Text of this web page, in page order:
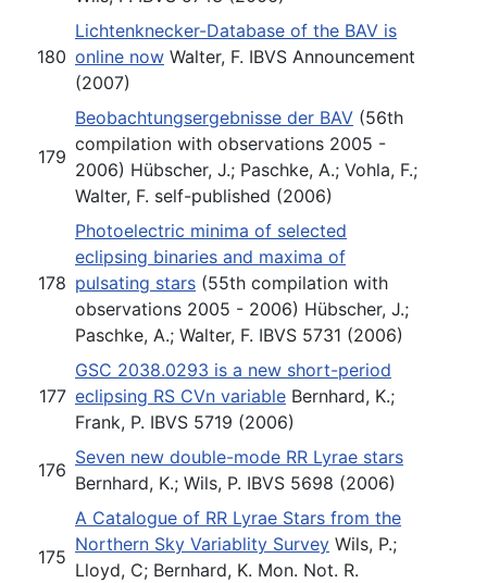
180
Lichtenknecker-Database of the BAV is
online now Walter, F. IBVS Announcement
(2007)
179
Beobachtungsergebnisse der BAV (56th
compilation with observations 2005 -
2006) Hübscher, J.; Paschke, A.; Vohla, F.;
Walter, F. self-published (2006)
178
Photoelectric minima of selected
eclipsing binaries and maxima of
pulsating stars (55th compilation with
observations 2005 - 2006) Hübscher, J.;
Paschke, A.; Walter, F. IBVS 5731 (2006)
177
GSC 2038.0293 is a new short-period
eclipsing RS CVn variable Bernhard, K.;
Frank, P. IBVS 5719 (2006)
176
Seven new double-mode RR Lyrae stars
Bernhard, K.; Wils, P. IBVS 5698 (2006)
175
A Catalogue of RR Lyrae Stars from the
Northern Sky Variablity Survey Wils, P.;
Lloyd, C; Bernhard, K. Mon. Not. R.